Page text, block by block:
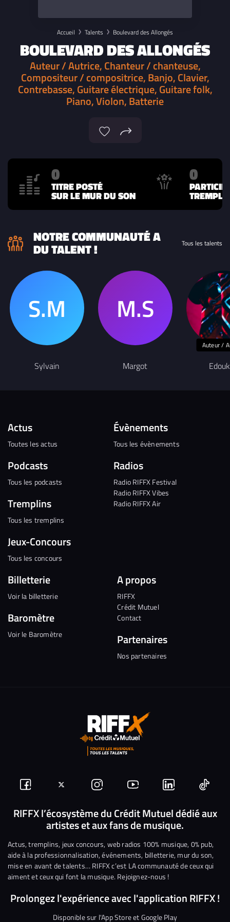
Accueil Talents Boulevard des Allongés
BOULEVARD DES ALLONGÉS
Auteur / Autrice, Chanteur / chanteuse,
Compositeur / compositrice, Banjo, Clavier,
Contrebasse, Guitare électrique, Guitare folk,
Piano, Violon, Batterie
0
TITRE POSTÉ
SUR LE MUR DU SON
0
NOTRE COMMUNAUTÉ A
DU TALENT ! Tous les talents
Sylvain Margot
Auteur /
Actus
Toutes les actus
Podcasts
Tous les podcasts
Tremplins
Tous les tremplins
Jeux-Concours
Tous les concours
Évènements
Tous les évènements
Radios
Radio RIFFX Festival
Radio RIFFX Vibes
Radio RIFFX Air
Billetterie
Voir la billetterie
Baromètre
Voir le Baromètre
A propos
RIFFX
Crédit Mutuel
Contact
Partenaires
Nos partenaires
Suivez-
nous
Facebook
Suivez-
nous
sur
Twitter
Nous
rejoindre
sur
Instagram
Nous
rejoindre
sur
YouTube
Nous
rejoindre
sur
Linkedin
Nous
RIFFX l’écosystème du Crédit Mutuel dédié aux
artistes et aux fans de musique.
Actus, tremplins, jeux concours, web radios 100% musique, 0% pub,
aide à la professionnalisation, événements, billetterie, mur du son,
mise en avant de talents… RIFFX c’est LA communauté de ceux qui
aiment et ceux qui font la musique. Rejoignez-nous !
Prolongez l'expérience avec l'application RIFFX !
Disponible sur l'App Store et Google Play